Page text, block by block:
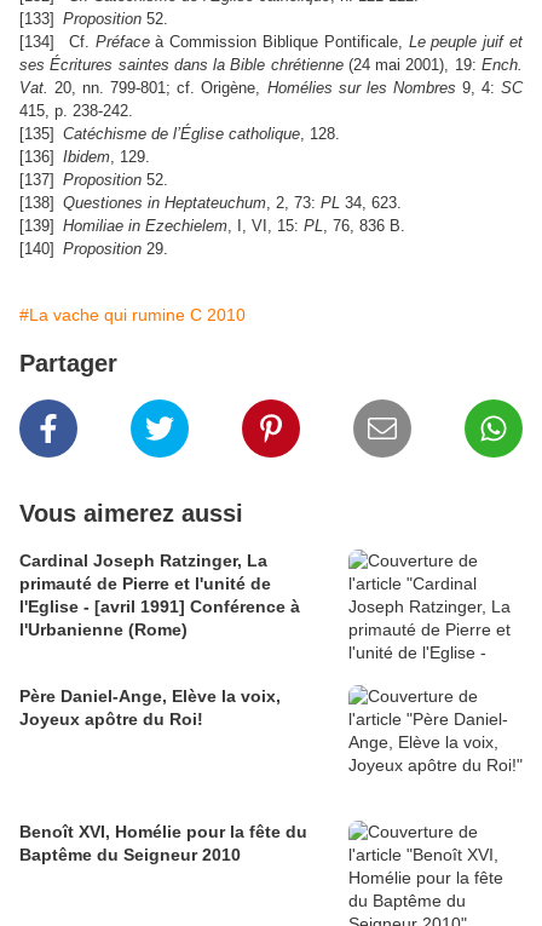
[133] Proposition 52.
[134] Cf. Préfaceà Commission Biblique Pontificale, Le peuple juif et
ses Écritures saintes dans la Bible chrétienne(24 mai 2001), 19:Ench.
Vat. 20, nn. 799-801; cf. Origène, Homélies sur les Nombres 9, 4: SC
415, p. 238-242.
[135] Catéchisme de l’Église catholique, 128.
[136] Ibidem, 129.
[137] Proposition 52.
[138] Questiones in Heptateuchum, 2, 73: PL 34, 623.
[139] Homiliae in Ezechielem, I, VI, 15: PL, 76, 836 B.
[140] Proposition 29.
#La vache qui rumine C 2010
Partager
Vous aimerez aussi
Cardinal Joseph Ratzinger, La
primauté de Pierre et l'unité de
l'Eglise - [avril 1991] Conférence à
l'Urbanienne (Rome)
Père Daniel-Ange, Elève la voix,
Joyeux apôtre du Roi!
Benoît XVI, Homélie pour la fête du
Baptême du Seigneur 2010